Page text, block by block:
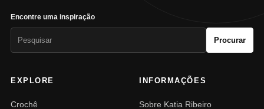
Encontre uma inspiração
Procurar
EXPLORE
Crochê
INFORMAÇÕES
Sobre Katia Ribeiro